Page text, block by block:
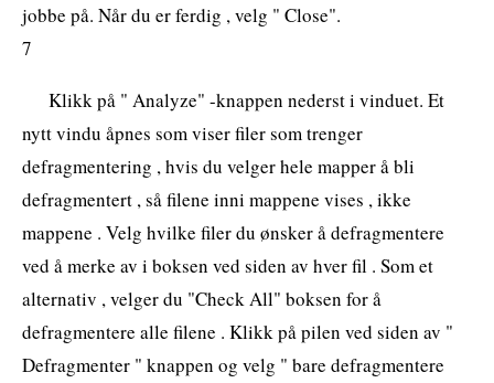
jobbe på. Når du er ferdig , velg " Close".
7
Klikk på " Analyze" -knappen nederst i vinduet. Et
nytt vindu åpnes som viser filer som trenger
defragmentering , hvis du velger hele mapper å bli
defragmentert , så filene inni mappene vises , ikke
mappene . Velg hvilke filer du ønsker å defragmentere
ved å merke av i boksen ved siden av hver fil . Som et
alternativ , velger du "Check All" boksen for å
defragmentere alle filene . Klikk på pilen ved siden av "
Defragmenter " knappen og velg " bare defragmentere